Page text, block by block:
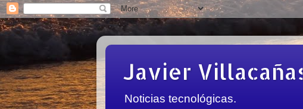
Javier
Noticias tecnológicas.